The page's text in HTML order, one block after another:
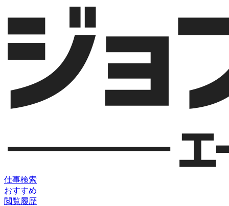
仕事検索
おすすめ
閲覧履歴